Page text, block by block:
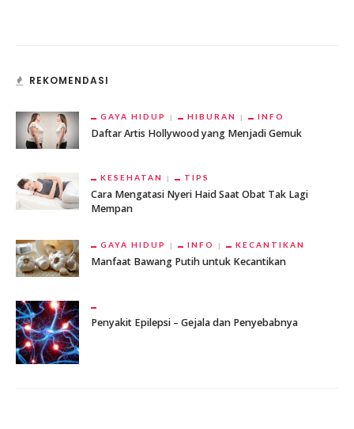
REKOMENDASI
GAYA HIDUP HIBURAN INFO
Daftar Artis Hollywood yang Menjadi Gemuk
KESEHATAN TIPS
Cara Mengatasi Nyeri Haid Saat Obat Tak Lagi
Mempan
GAYA HIDUP INFO KECANTIKAN
Manfaat Bawang Putih untuk Kecantikan
Penyakit Epilepsi – Gejala dan Penyebabnya